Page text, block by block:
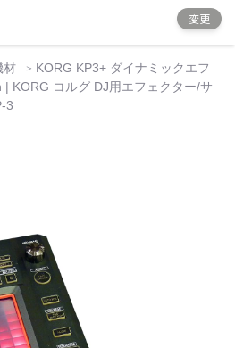
変更
材
KORG KP3+ ダイナミックエフ
| KORG コルグ DJ用エフェクター/サ
3